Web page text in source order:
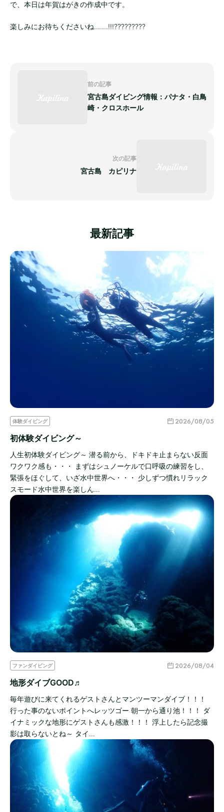
で、本日は年賀はがきの作成中です。
楽しみにお待ちくださいね.......!!!?????????
前の記事
宮古島ダイビング情報：パナタ・白鳥
崎・クロスホール
次の記事
宮古島 カピリナ
最新記事
体験ダイビング 2026/08/05
初体験ダイビング～
人生初体験ダイビング～ 潜る前から、ドキドキ止まらない反面
ワクワク感も・・・ まずはシュノーケルで口呼吸の練習をし、
緊張をほぐして、いざ水中世界へ・・・ 少しずつ慣れリラック
スモード水中世界を楽しん…
ファンダイビング 2026/08/04
地形ダイブGOOD♬
毎年遊びに来てくれるゲストさんとマンツーマンダイブ！！！
行った事のないポイントへレッツゴー 朝一から通り池！！！ ダ
イナミックな地形にゲストさんも感激！！！ 浮上したら記念撮
影は取らないとね～ タイ…